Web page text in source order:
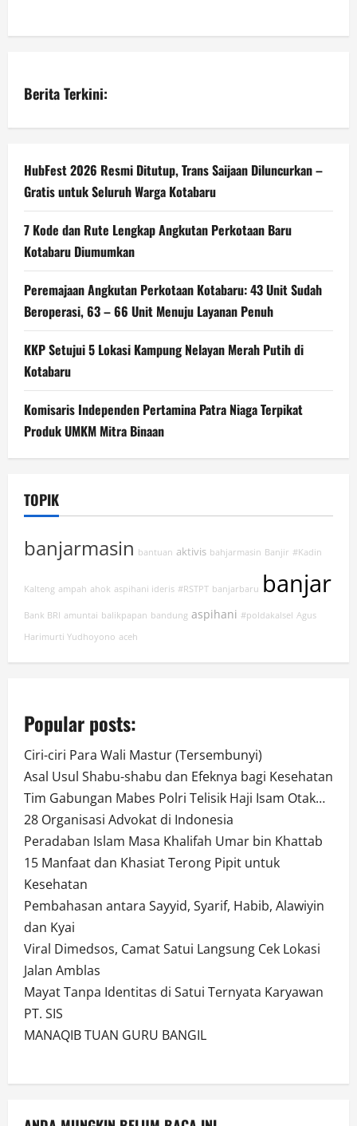
Berita Terkini:
HubFest 2026 Resmi Ditutup, Trans Saijaan Diluncurkan –
Gratis untuk Seluruh Warga Kotabaru
7 Kode dan Rute Lengkap Angkutan Perkotaan Baru
Kotabaru Diumumkan
Peremajaan Angkutan Perkotaan Kotabaru: 43 Unit Sudah
Beroperasi, 63 – 66 Unit Menuju Layanan Penuh
KKP Setujui 5 Lokasi Kampung Nelayan Merah Putih di
Kotabaru
Komisaris Independen Pertamina Patra Niaga Terpikat
Produk UMKM Mitra Binaan
TOPIK
banjarmasin bantuan aktivis bahjarmasin Banjir #Kadin
Kalteng ampah ahok aspihani ideris #RSTPT banjarbaru banjar
Bank BRI amuntai balikpapan bandung aspihani #poldakalsel Agus
Harimurti Yudhoyono aceh
Popular posts:
Ciri-ciri Para Wali Mastur (Tersembunyi)
Asal Usul Shabu-shabu dan Efeknya bagi Kesehatan
Tim Gabungan Mabes Polri Telisik Haji Isam Otak…
28 Organisasi Advokat di Indonesia
Peradaban Islam Masa Khalifah Umar bin Khattab
15 Manfaat dan Khasiat Terong Pipit untuk
Kesehatan
Pembahasan antara Sayyid, Syarif, Habib, Alawiyin
dan Kyai
Viral Dimedsos, Camat Satui Langsung Cek Lokasi
Jalan Amblas
Mayat Tanpa Identitas di Satui Ternyata Karyawan
PT. SIS
MANAQIB TUAN GURU BANGIL